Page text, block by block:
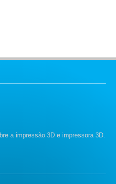
a impressão 3D e impressora 3D.